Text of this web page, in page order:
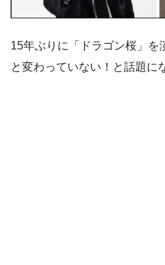
15年ぶりに「ドラゴン桜」を
と変わっていない！と話題に